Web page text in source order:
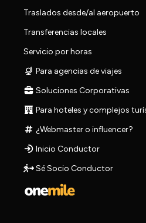
Traslados desde/al aeropuerto
Transferencias locales
Servicio por horas
Para agencias de viajes
Soluciones Corporativas
Para hoteles y complejos
¿Webmaster o influencer?
Inicio Conductor
Sé Socio Conductor